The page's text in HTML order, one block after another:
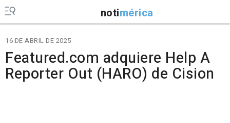
notimérica
16 DE ABRIL DE 2025
Featured.com adquiere Help A
Reporter Out (HARO) de Cision